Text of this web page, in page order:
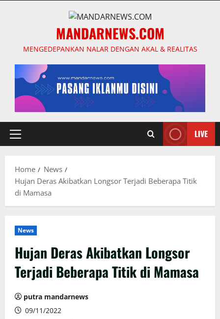
MANDARNEWS.COM
MENGEDEPANKAN NALAR DENGAN AKAL & REALITAS
Primary
LIVE
Home
News
Hujan Deras Akibatkan Longsor Terjadi Beberapa Titik
di Mamasa
News
Hujan Deras Akibatkan Longsor
Terjadi Beberapa Titik di Mamasa
putra mandarnews
09/11/2022